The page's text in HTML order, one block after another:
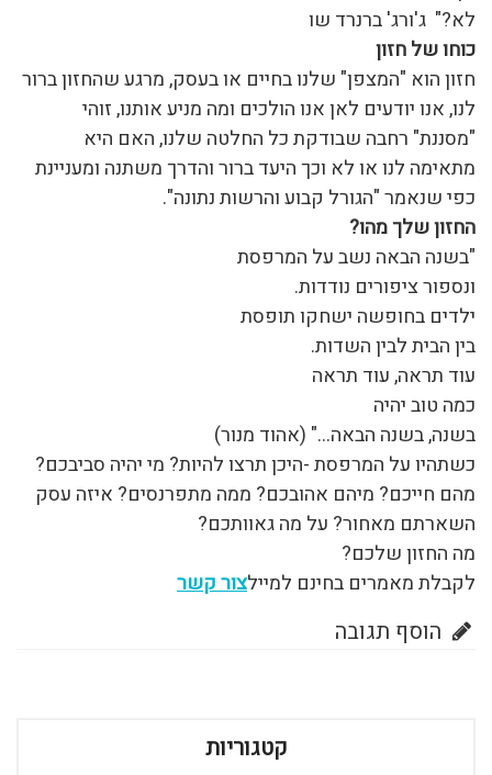
לא?" ג'ורג' ברנרד שו
כוחו של חזון
חזון הוא "המצפן" שלנו בחיים או בעסק, מרגע שהחזון ברור
לנו, אנו יודעים לאן אנו הולכים ומה מניע אותנו, זוהי
"מסננת" רחבה שבודקת כל החלטה שלנו, האם היא
מתאימה לנו או לא וכך היעד ברור והדרך משתנה ומעניינת
כפי שנאמר "הגורל קבוע והרשות נתונה".
החזון שלך מהו?
"בשנה הבאה נשב על המרפסת
ונספור ציפורים נודדות.
ילדים בחופשה ישחקו תופסת
בין הבית לבין השדות.
עוד תראה, עוד תראה
כמה טוב יהיה
בשנה, בשנה הבאה…" (אהוד מנור)
כשתהיו על המרפסת -היכן תרצו להיות? מי יהיה סביבכם?
מהם חייכם? מיהם אהובכם? ממה מתפרנסים? איזה עסק
השארתם מאחור? על מה גאוותכם?
מה החזון שלכם?
לקבלת מאמרים בחינם למיילצור קשר
הוסף תגובה
קטגוריות